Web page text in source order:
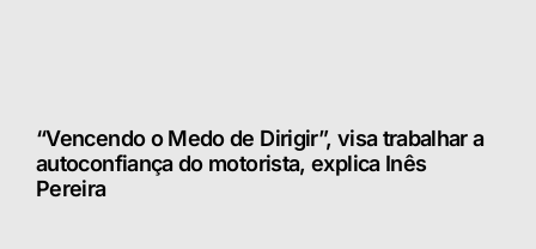
“Vencendo o Medo de Dirigir”, visa trabalhar a
autoconfiança do motorista, explica Inês
Pereira